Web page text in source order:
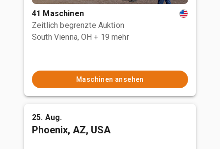
41 Maschinen
Zeitlich begrenzte Auktion
South Vienna, OH + 19 mehr
Maschinen ansehen
25. Aug.
Phoenix, AZ, USA